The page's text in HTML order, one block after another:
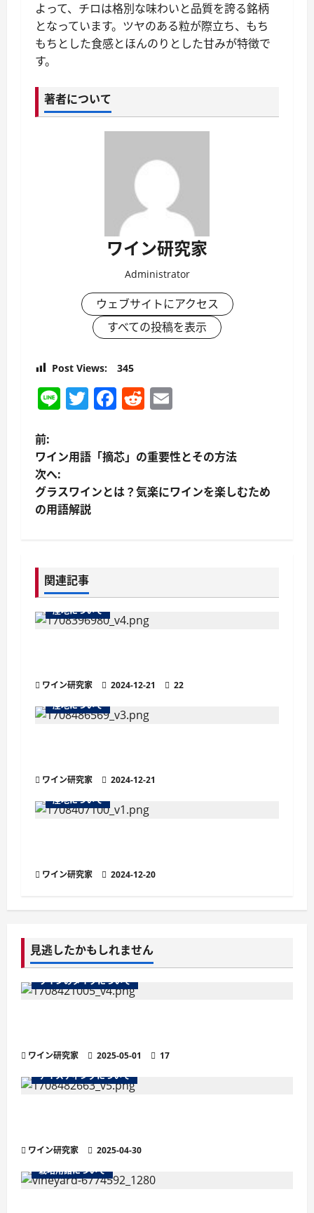
よって、チロは格別な味わいと品質を誇る銘柄
となっています。ツヤのある粒が際立ち、もち
もちとした食感とほんのりとした甘みが特徴で
す。
著者について
ワイン研究家
Administrator
ウェブサイトにアクセス
すべての投稿を表示
Post Views: 345
LineTwitter
Facebook
Reddit
投
稿
ナ
ゲ
ー
シ
ン
前:
ワイン用語「摘芯」の重要性とその方法
次へ:
グラスワインとは？気楽にワインを楽しむため
の用語解説
関連記事
産地について
ワイン研究家 2024-12-21
22
産地について
ワイン研究家
2024-12-21
産地について
ワイン研究家 2024-12-20
見逃したかもしれません
ワインのタイプについて
ワイン研究家 2025-05-01
17
テイスティングについて
ワイン研究家
2025-04-30
栽培用語について